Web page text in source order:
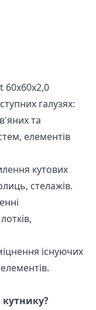
галузях:
та
елементів
кутових
стелажів.
існуючих